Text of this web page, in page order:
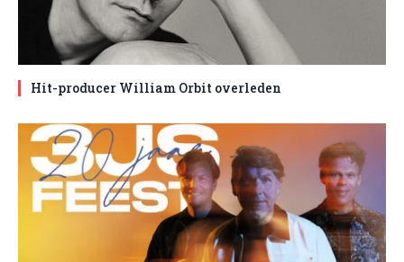
Hit-producer William Orbit overleden